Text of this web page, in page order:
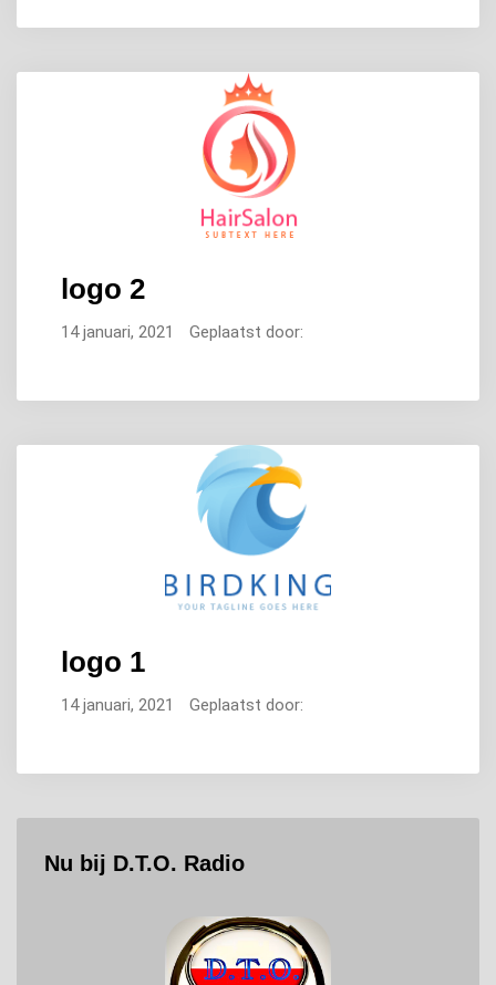
logo 2
14 januari, 2021 Geplaatst door:
logo 1
14 januari, 2021 Geplaatst door:
Nu bij D.T.O. Radio